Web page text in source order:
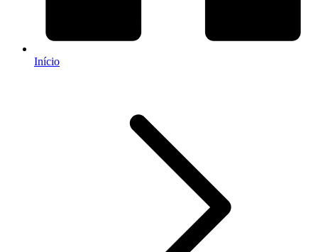
Início